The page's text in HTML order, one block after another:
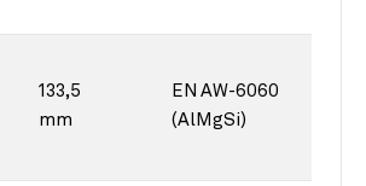
133,5
mm
EN AW-6060
(AlMgSi)